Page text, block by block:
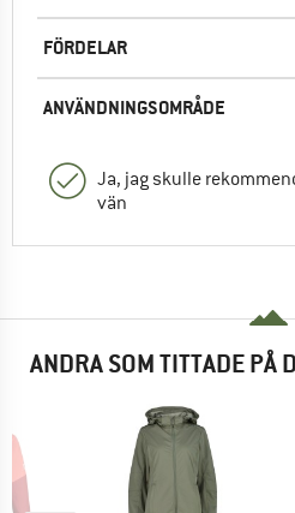
FÖRDELAR
ANVÄNDNINGSOMRÅDE
Ja, jag skulle
vän
ANDRA SOM TITTADE PÅ